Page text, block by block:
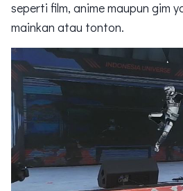
seperti film, anime maupun gim
mainkan atau tonton.